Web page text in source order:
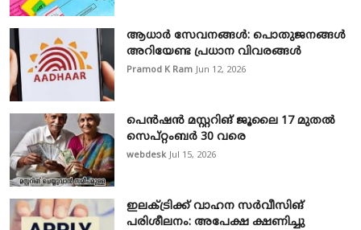
ആധാർ സേവനങ്ങൾ: പൊതുജനങ്ങൾ
അറിയേണ്ട പ്രധാന വിവരങ്ങൾ
Pramod K Ram Jun 12, 2026
പെൻഷൻ മസ്റ്ററിങ് ജൂലൈ 17 മുതൽ
സെപ്റ്റംബർ 30 വരെ
webdesk Jul 15, 2026
ഇലക്ട്രിക്ക് വാഹന സർവീസിങ്
പരിശീലനം: അപേക്ഷ ക്ഷണിച്ചു